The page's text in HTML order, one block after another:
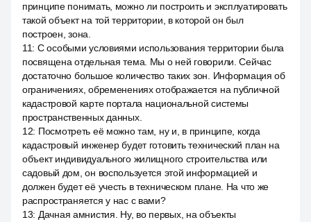
принципе понимать, можно ли построить и эксплуатировать
такой объект на той территории, в которой он был
построен, зона.
11: С особыми условиями использования территории была
посвящена отдельная тема. Мы о ней говорили. Сейчас
достаточно большое количество таких зон. Информация об
ограничениях, обременениях отображается на публичной
кадастровой карте портала национальной системы
пространственных данных.
12: Посмотреть её можно там, ну и, в принципе, когда
кадастровый инженер будет готовить технический план на
объект индивидуального жилищного строительства или
садовый дом, он воспользуется этой информацией и
должен будет её учесть в техническом плане. На что же
распространяется у нас с вами?
13: Дачная амнистия. Ну, во первых, на объекты